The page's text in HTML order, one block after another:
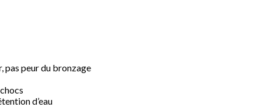
pas peur du bronzage
d’eau